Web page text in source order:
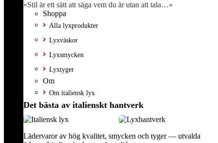
«Stil är ett sätt att säga vem du är utan att tala…»
Shoppa
Alla lyxprodukter
Lyxväskor
Lyxsmycken
Lyxtyger
Om
Om italiensk lyx
Det bästa av italienskt hantverk
Lädervaror av hög kvalitet, smycken och tyger — utvalda